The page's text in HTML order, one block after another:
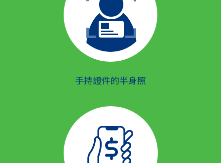
手持證件的半身照